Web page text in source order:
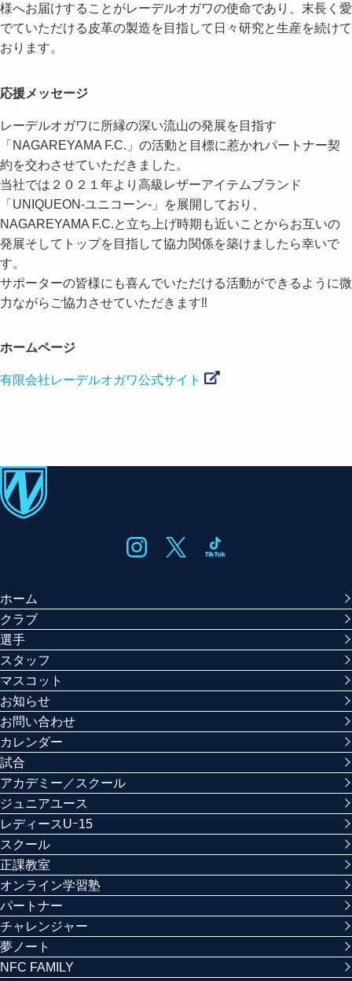
様へお届けすることがレーデルオガワの使命であり、末長く愛
でていただける皮革の製造を目指して日々研究と生産を続けて
おります。
応援メッセージ
レーデルオガワに所縁の深い流山の発展を目指す
「NAGAREYAMA F.C.」の活動と目標に惹かれパートナー契
約を交わさせていただきました。
当社では２０２１年より高級レザーアイテムブランド
「UNIQUEON-ユニコーン-」を展開しており、
NAGAREYAMA F.C.と立ち上げ時期も近いことからお互いの
発展そしてトップを目指して協力関係を築けましたら幸いで
す。
サポーターの皆様にも喜んでいただける活動ができるように微
力ながらご協力させていただきます‼
ホームページ
有限会社レーデルオガワ公式サイト
ホーム
クラブ
選手
スタッフ
マスコット
お知らせ
お問い合わせ
カレンダー
試合
アカデミー／スクール
ジュニアユース
レディースUｰ15
スクール
正課教室
オンライン学習塾
パートナー
チャレンジャー
夢ノート
NFC FAMILY